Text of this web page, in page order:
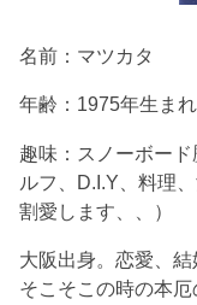
名前：マツカタ
年齢：1975年生まれ
趣味：スノーボー
ルフ、D.I.Y、料理
割愛します、、）
大阪出身。恋愛、
そこそこの時の本厄